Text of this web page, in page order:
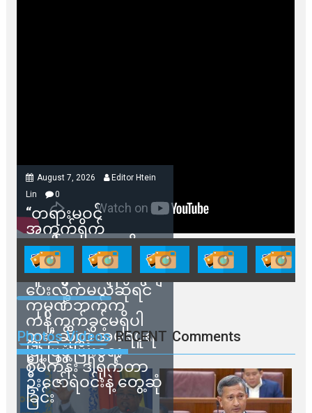
August 7, 2026
Editor Htein
Lin
0
“တရားမဝင်
အကွက်ရိုက်
ရောင်းချမှုတွေကို
သက်ဆိုင်ရာတာဝန်ရှိ
သူတွေက ဂရန်တွေချ
ပေးလိုက်မယ်ဆိုရင်
ကုမ္ပဏီဘက်က
ကန့်ကွက်ခွင့်မရှိပါ
ဘူး” ဆိုတဲ့ အမရပူရ
မြို့ပြဖွံ့ဖြိုးရေး
စီမံကိန်း ဒါရိုက်တာ
ဦးဇော်ရဲဝင်းနဲ့ တွေ့ဆုံ
ခြင်း
Photos Videos RECENT Comments